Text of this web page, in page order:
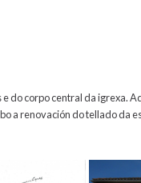
do corpo central da igrexa.
a renovación do tellado da